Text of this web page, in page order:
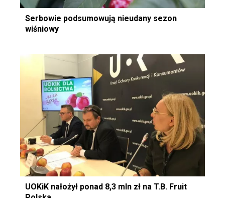
Serbowie podsumowują nieudany sezon
wiśniowy
UOKiK nałożył ponad 8,3 mln zł na T.B. Fruit